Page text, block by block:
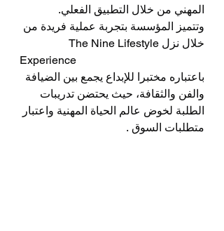
المهني من خلال التطبيق الفعلي.
وتتميز المؤسسة بتجربة عملية فريدة من
خلال نزل The Nine Lifestyle
Experience
باعتباره مختبرا للإبداع يجمع بين الضيافة
والفن والثقافة، حيث يحتضن تدريبات
الطلبة لخوض عالم الحياة المهنية واعتبار
متطلبات السوق .